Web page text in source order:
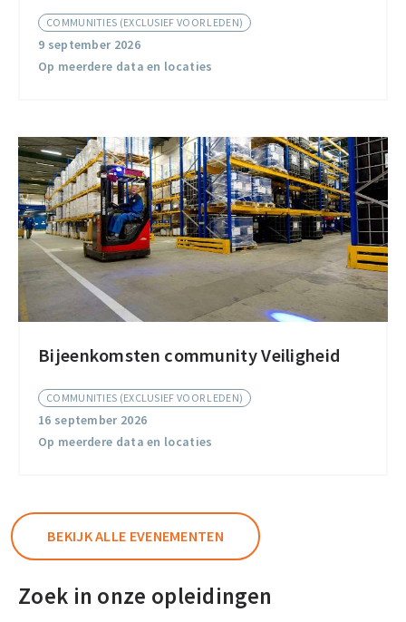
COMMUNITIES (EXCLUSIEF VOOR LEDEN)
9 september 2026
Op meerdere data en locaties
Community
Bijeenkomsten community Veiligheid
COMMUNITIES (EXCLUSIEF VOOR LEDEN)
16 september 2026
Op meerdere data en locaties
Bijeenkomsten
Veiligheid
BEKIJK ALLE EVENEMENTEN
Zoek in onze opleidingen